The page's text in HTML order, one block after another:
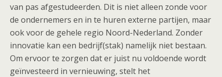
van pas afgestudeerden. Dit is niet alleen zonde voor
de ondernemers en in te huren externe partijen, maar
ook voor de gehele regio Noord-Nederland. Zonder
innovatie kan een bedrijf(stak) namelijk niet bestaan.
Om ervoor te zorgen dat er juist nu voldoende wordt
geïnvesteerd in vernieuwing, stelt het